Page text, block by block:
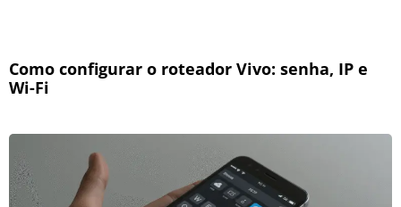
Como configurar o roteador Vivo: senha, IP e
Wi-Fi